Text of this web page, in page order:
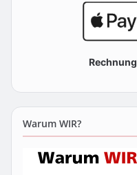
Rechnung
Warum WIR?